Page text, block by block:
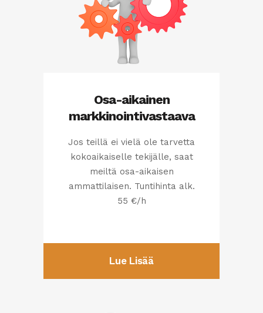
Osa-aikainen
markkinointivastaava
Jos teillä ei vielä ole tarvetta
kokoaikaiselle tekijälle, saat
meiltä osa-aikaisen
ammattilaisen. Tuntihinta alk.
55 €/h
Lue Lisää